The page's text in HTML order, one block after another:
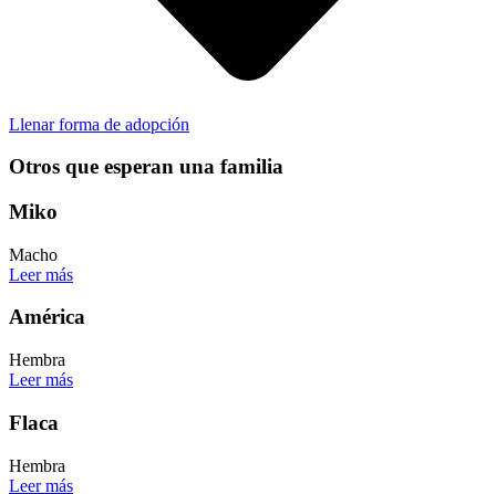
Llenar forma de adopción
Otros que esperan una familia
Miko
Macho
Leer más
América
Hembra
Leer más
Flaca
Hembra
Leer más